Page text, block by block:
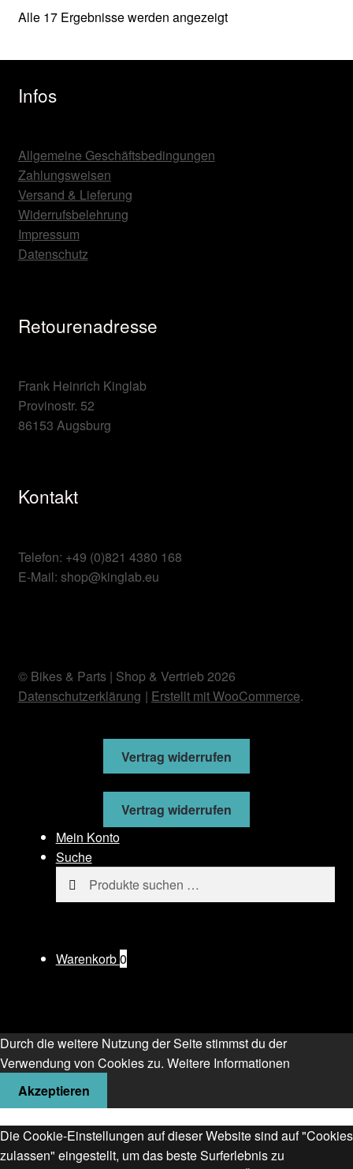
Alle 17 Ergebnisse werden angezeigt
Infos
Allgemeine Geschäftsbedingungen
Zahlungsweisen
Versand & Lieferung
Widerrufsbelehrung
Impressum
Datenschutz
Retourenadresse
Frank Heinrich Kinglab
Provinostr. 52
86153 Augsburg
Kontakt
Telefon: +49 (0)821 4380 168
E-Mail: shop@kinglab.eu
© Bikes & Parts | Shop & Vertrieb 2026
Datenschutzerklärung
Erstellt mit WooCommerce.
Vertrag widerrufen
Vertrag widerrufen
Mein Konto
Suche
Suchen
nach:
Suchen
Warenkorb0
Durch die weitere Nutzung der Seite stimmst du der
Verwendung von Cookies zu. Weitere Informationen
Akzeptieren
Die Cookie-Einstellungen auf dieser Website sind auf "Cookies
zulassen" eingestellt, um das beste Surferlebnis zu